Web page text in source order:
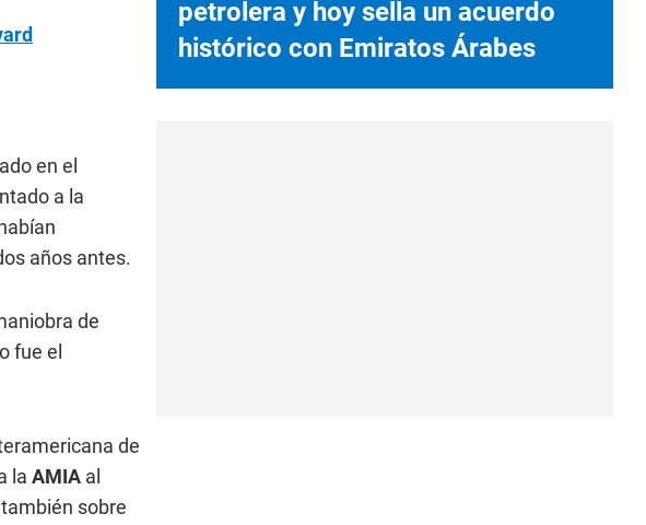
en el
a la
años antes.
de
fue el
de
la AMIA al
sobre
petrolera y hoy sella un acuerdo
histórico con Emiratos Árabes